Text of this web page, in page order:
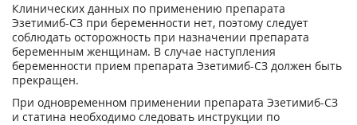
Клинических данных по применению препарата
Эзетимиб-СЗ при беременности нет, поэтому следует
соблюдать осторожность при назначении препарата
беременным женщинам. В случае наступления
беременности прием препарата Эзетимиб-СЗ должен быть
прекращен.
При одновременном применении препарата Эзетимиб-СЗ
и статина необходимо следовать инструкции по